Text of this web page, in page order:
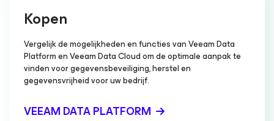
Kopen
Vergelijk de mogelijkheden en functies van Veeam Data
Platform en Veeam Data Cloud om de optimale aanpak te
vinden voor gegevensbeveiliging, herstel en
gegevensvrijheid voor uw bedrijf.
VEEAM DATA PLATFORM